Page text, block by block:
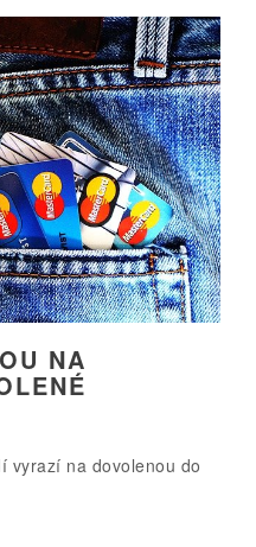
NA
vyrazí na dovolenou do